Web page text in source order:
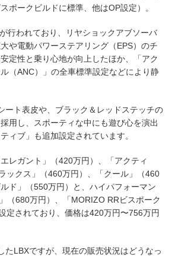
ポークビルドに標準、他はOP設定）。
行われており、リヤショックアブソーバ
や電動パワーステアリング（EPS）のチ
定性と乗り心地が向上したほか、「アク
（ANC）」の全車標準設定などにより静
ート表皮や、ブラック＆レッドステッチの
用し、スポーティな中にも遊び心を演出
ィブ」も追加設定されています。
レガント」（420万円）、「アクティ
ックス」（460万円）、「クール」（460
ド」（550万円）と、ハイパフォーマン
（680万円）、「MORIZO RRビスポーク
定されており、価格は420万円〜756万円
たLBXですが、現在の販売状況はどうなっ